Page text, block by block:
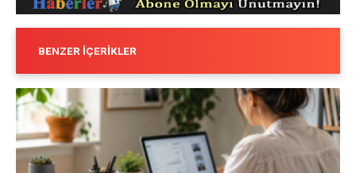
BENZER İÇERIKLER